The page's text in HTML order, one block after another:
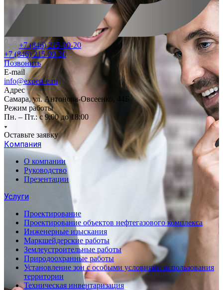
+7 (846) 215-00-20
+7 (846) 215-00-20
Позвонить
E-mail
info@expert-e.ru
Адрес
Самара, ул. Антонова-Овсеенко, 44Б
Режим работы
Пн. – Пт.: с 9:00 до 18:00
Оставьте заявку
Компания
О компании
Руководство
Презентации
Услуги
Проектирование
Проектирование объектов нефтегазового комплекса
Инженерные изыскания
Маркшейдерские работы
Землеустроительные работы
Природоохранные работы
Установление зон с особыми условиями использования
территории
Техническая инвентаризация